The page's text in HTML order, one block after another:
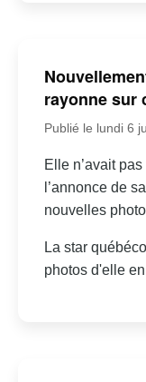
rayonne sur
Publié le lundi 6
Elle n’avait
l’annonce de
nouvelles
La star
photos d'elle